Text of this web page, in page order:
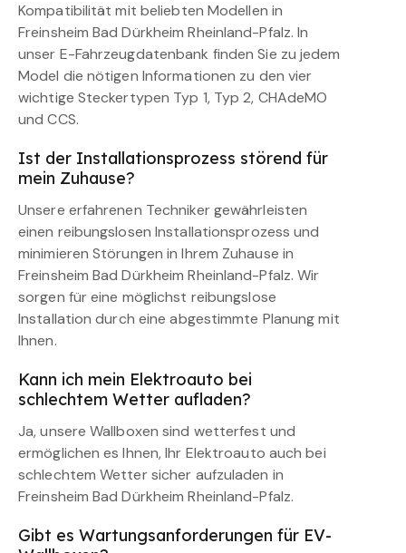
Kompatibilität mit beliebten Modellen in
Freinsheim Bad Dürkheim Rheinland-Pfalz. In
unser E-Fahrzeugdatenbank finden Sie zu jedem
Model die nötigen Informationen zu den vier
wichtige Steckertypen Typ 1, Typ 2, CHAdeMO
und CCS.
Ist der Installationsprozess störend für
mein Zuhause?
Unsere erfahrenen Techniker gewährleisten
einen reibungslosen Installationsprozess und
minimieren Störungen in Ihrem Zuhause in
Freinsheim Bad Dürkheim Rheinland-Pfalz. Wir
sorgen für eine möglichst reibungslose
Installation durch eine abgestimmte Planung mit
Ihnen.
Kann ich mein Elektroauto bei
schlechtem Wetter aufladen?
Ja, unsere Wallboxen sind wetterfest und
ermöglichen es Ihnen, Ihr Elektroauto auch bei
schlechtem Wetter sicher aufzuladen in
Freinsheim Bad Dürkheim Rheinland-Pfalz.
Gibt es Wartungsanforderungen für EV-